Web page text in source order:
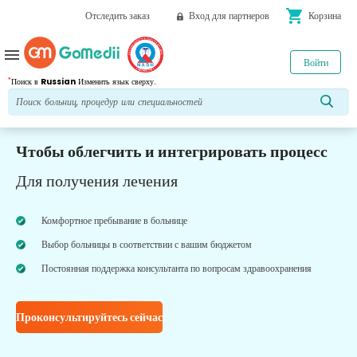
Отследить заказ Вход для партнеров shopping_cart Корзина
*Поиск в Russian Изменить язык сверху.
Войти
menu
Чтобы облегчить и интегрировать процесс
Для получения лечения
Комфортное пребывание в больнице
Выбор больницы в соответствии с вашим бюджетом
Постоянная поддержка консультанта по вопросам здравоохранения
Проконсультируйтесь сейчас